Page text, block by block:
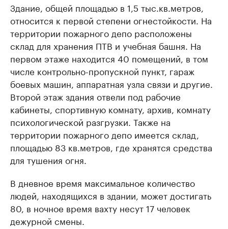
Здание, общей площадью в 1,5 тыс.кв.метров,
относится к первой степени огнестойкости. На
территории пожарного депо расположены
склад для хранения ПТВ и учебная башня. На
первом этаже находится 40 помещений, в том
числе контрольно-пропускной пункт, гараж
боевых машин, аппаратная узла связи и другие.
Второй этаж здания отвели под рабочие
кабинеты, спортивную комнату, архив, комнату
психологической разгрузки. Также на
территории пожарного депо имеется склад,
площадью 83 кв.метров, где хранятся средства
для тушения огня.
В дневное время максимальное количество
людей, находящихся в здании, может достигать
80, в ночное время вахту несут 17 человек
дежурной смены.